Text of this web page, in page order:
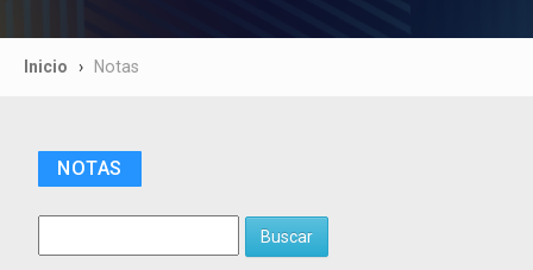
Inicio Notas
NOTAS
Buscar